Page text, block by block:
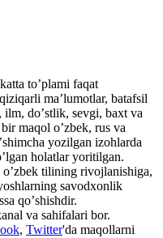
toʼplami faqat
maʼlumotlar, batafsil
doʼstlik, sevgi, baxt va
maqol oʼzbek, rus va
yozilgan izohlarda
holatlar yoritilgan.
tilining rivojlanishiga,
savodxonlik
qoʼshishdir.
va sahifalari bor.
, Twitter'da maqollarni